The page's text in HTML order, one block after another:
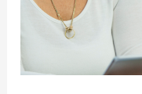
empresas
navarras